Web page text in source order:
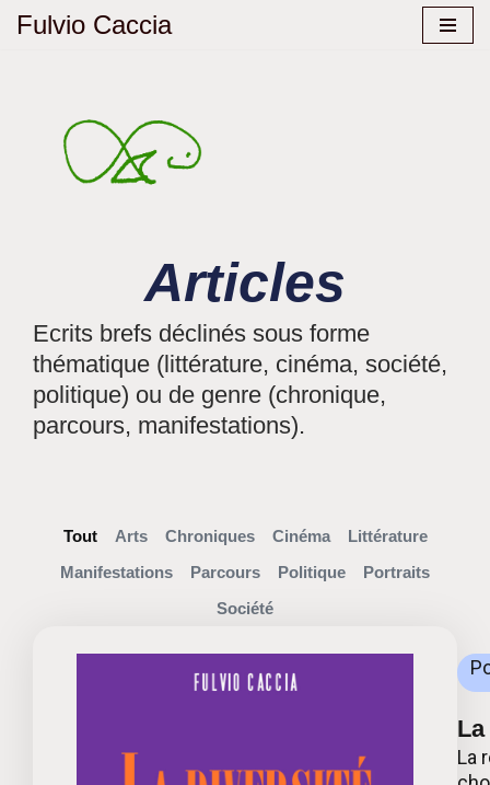
Fulvio Caccia
Articles
Ecrits brefs déclinés sous forme
thématique (littérature, cinéma, société,
politique) ou de genre (chronique,
parcours, manifestations).
Arts Chroniques Cinéma
Littérature
Manifestations
Parcours Politique
Portraits
Société
Tout
La